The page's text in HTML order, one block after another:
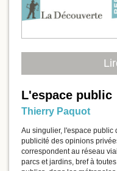
L'espace public
Thierry Paquot
Au singulier, l'espace
publicité des opinions
correspondent au réseau
parcs et jardins, bref à